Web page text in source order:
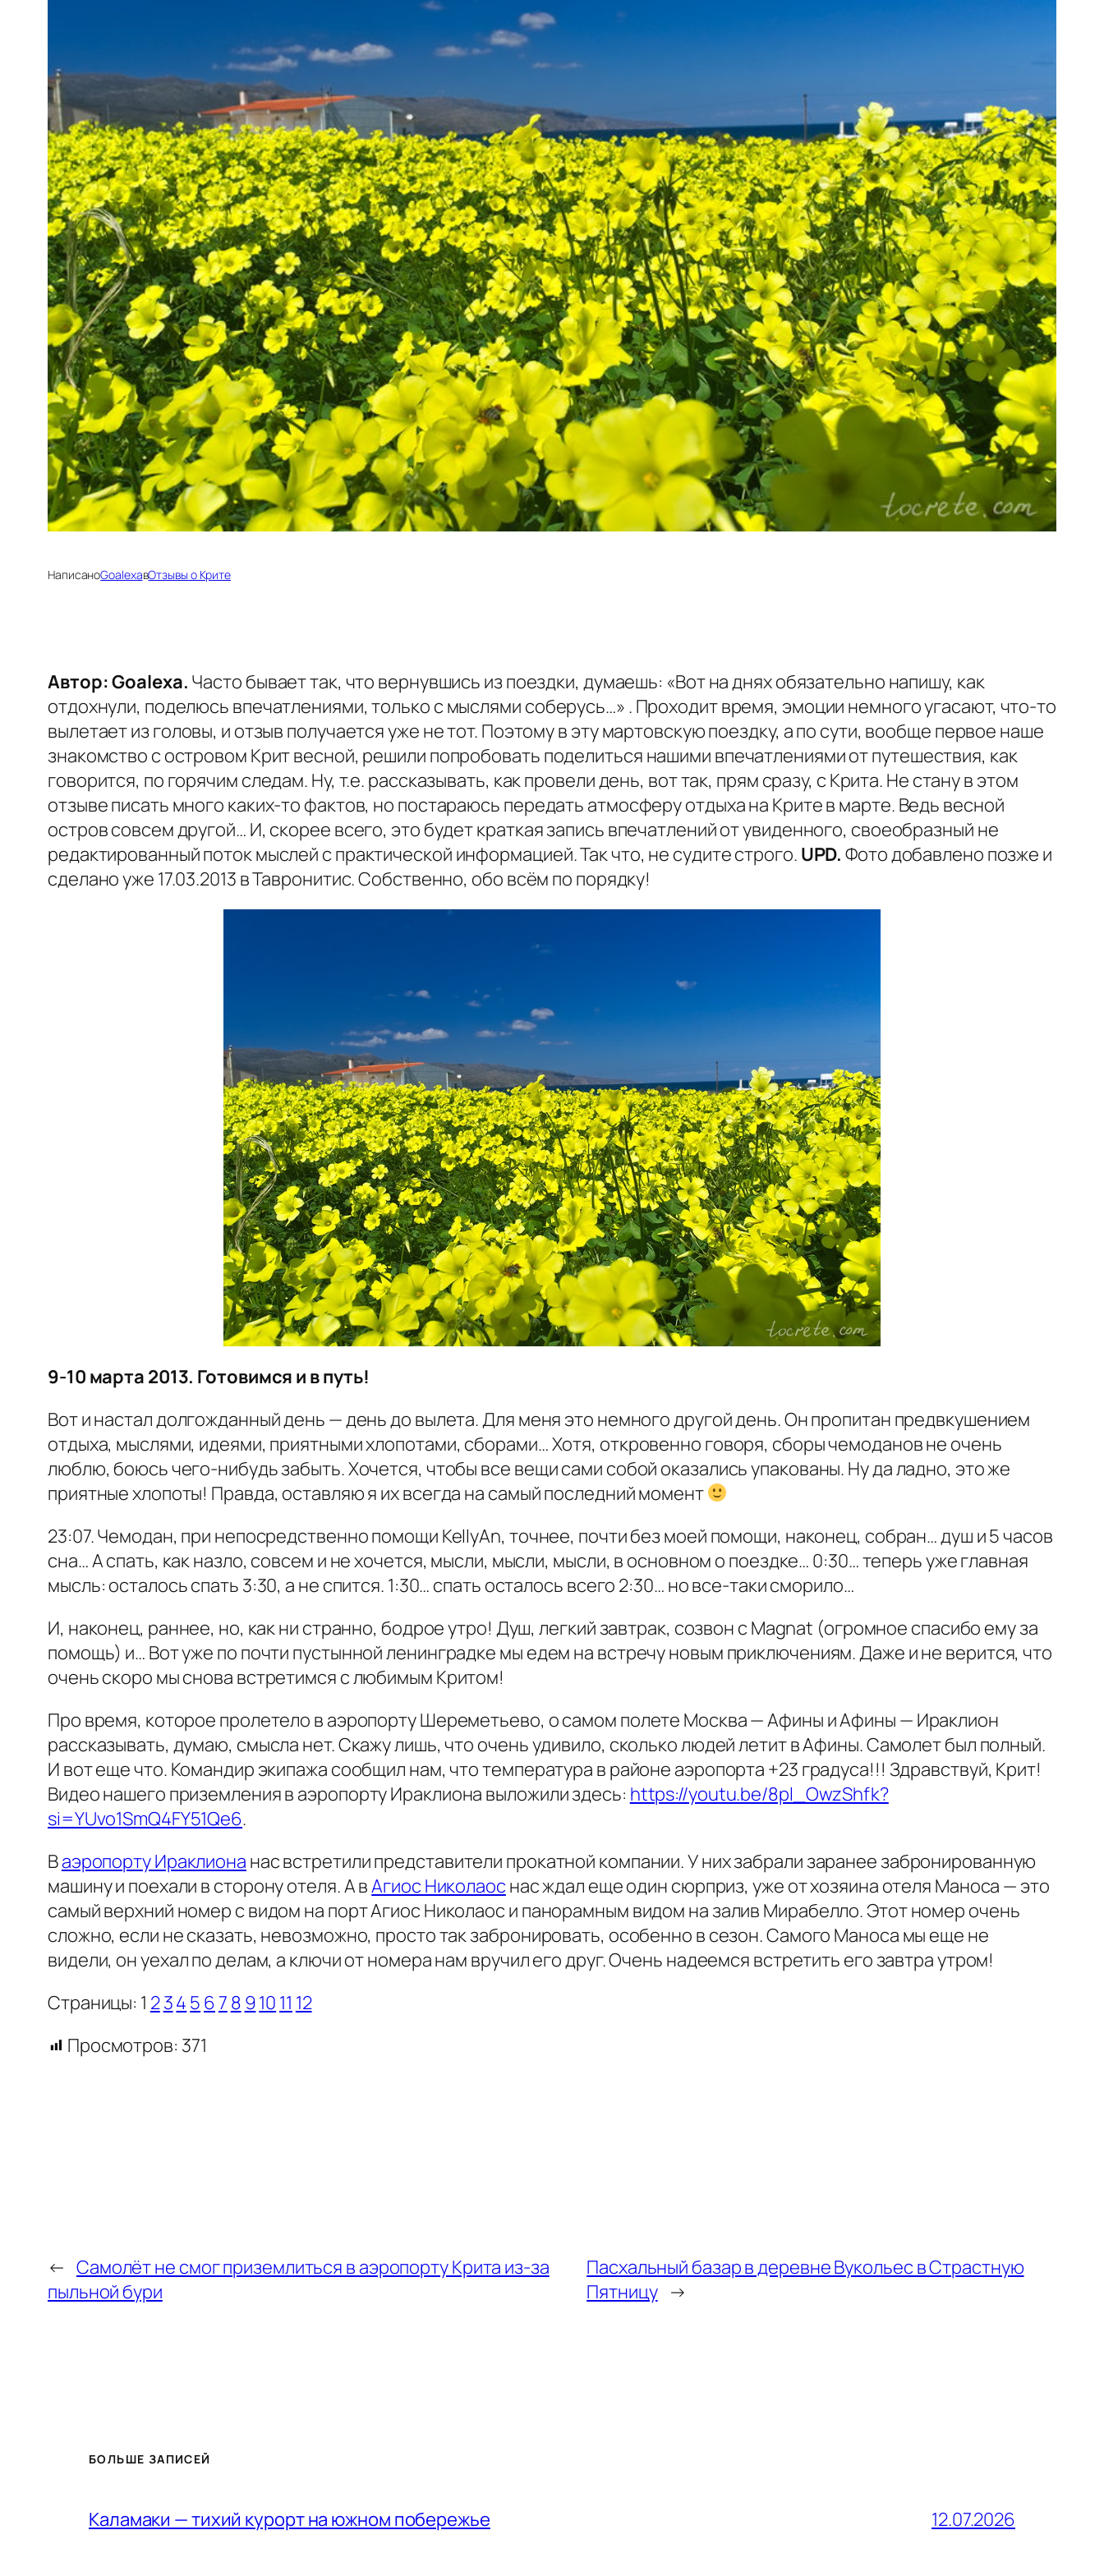
НаписаноGoalexaвОтзывы о Крите
Автор: Goalexa. Часто бывает так, что вернувшись из поездки, думаешь: «Вот на днях обязательно напишу, как
отдохнули, поделюсь впечатлениями, только с мыслями соберусь…» . Проходит время, эмоции немного угасают, что-то
вылетает из головы, и отзыв получается уже не тот. Поэтому в эту мартовскую поездку, а по сути, вообще первое наше
знакомство с островом Крит весной, решили попробовать поделиться нашими впечатлениями от путешествия, как
говорится, по горячим следам. Ну, т.е. рассказывать, как провели день, вот так, прям сразу, с Крита. Не стану в этом
отзыве писать много каких-то фактов, но постараюсь передать атмосферу отдыха на Крите в марте. Ведь весной
остров совсем другой… И, скорее всего, это будет краткая запись впечатлений от увиденного, своеобразный не
редактированный поток мыслей с практической информацией. Так что, не судите строго. UPD. Фото добавлено позже и
сделано уже 17.03.2013 в Тавронитис. Собственно, обо всём по порядку!
9-10 марта 2013. Готовимся и в путь!
Вот и настал долгожданный день — день до вылета. Для меня это немного другой день. Он пропитан предвкушением
отдыха, мыслями, идеями, приятными хлопотами, сборами… Хотя, откровенно говоря, сборы чемоданов не очень
люблю, боюсь чего-нибудь забыть. Хочется, чтобы все вещи сами собой оказались упакованы. Ну да ладно, это же
приятные хлопоты! Правда, оставляю я их всегда на самый последний момент
23:07. Чемодан, при непосредственно помощи KellyAn, точнее, почти без моей помощи, наконец, собран… душ и 5 часов
сна… А спать, как назло, совсем и не хочется, мысли, мысли, мысли, в основном о поездке… 0:30… теперь уже главная
мысль: осталось спать 3:30, а не спится. 1:30… спать осталось всего 2:30… но все-таки сморило…
И, наконец, раннее, но, как ни странно, бодрое утро! Душ, легкий завтрак, созвон с Magnat (огромное спасибо ему за
помощь) и… Вот уже по почти пустынной ленинградке мы едем на встречу новым приключениям. Даже и не верится, что
очень скоро мы снова встретимся с любимым Критом!
Про время, которое пролетело в аэропорту Шереметьево, о самом полете Москва — Афины и Афины — Ираклион
рассказывать, думаю, смысла нет. Скажу лишь, что очень удивило, сколько людей летит в Афины. Самолет был полный.
И вот еще что. Командир экипажа сообщил нам, что температура в районе аэропорта +23 градуса!!! Здравствуй, Крит!
Видео нашего приземления в аэропорту Ираклиона выложили здесь: https://youtu.be/8pl_OwzShfk?
si=YUvo1SmQ4FY51Qe6.
Ваэропорту Ираклиона нас встретили представители прокатной компании. У них забрали заранее забронированную
машину и поехали в сторону отеля. А вАгиос Николаос нас ждал еще один сюрприз, уже от хозяина отеля Маноса — это
самый верхний номер с видом на порт Агиос Николаос и панорамным видом на залив Мирабелло. Этот номер очень
сложно, если не сказать, невозможно, просто так забронировать, особенно в сезон. Самого Маноса мы еще не
видели, он уехал по делам, а ключи от номера нам вручил его друг. Очень надеемся встретить его завтра утром!
Страницы: 1 234 5 67 8 910 11 12
Просмотров: 371
← Самолёт не смог приземлиться в аэропорту Крита из-за
пыльной бури
Пасхальный базар в деревне Вукольес в Страстную
Пятницу →
БОЛЬШЕ ЗАПИСЕЙ
Каламаки — тихий курорт на южном побережье 12.07.2026